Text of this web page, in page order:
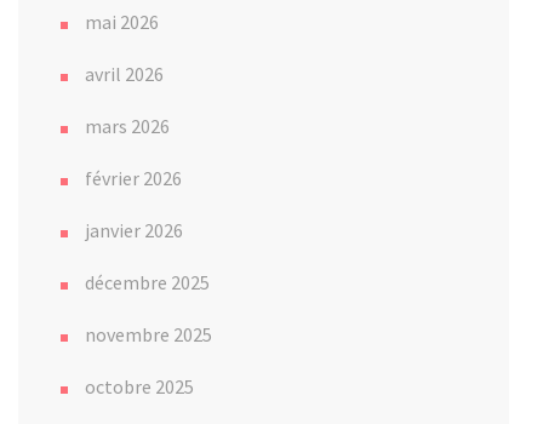
mai 2026
avril 2026
mars 2026
février 2026
janvier 2026
décembre 2025
novembre 2025
octobre 2025